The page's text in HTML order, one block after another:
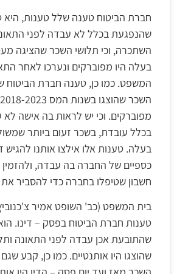
חברת הביטוח טענה שלל טענות, היא
שהנפגעת בכלל לא עבדה לפני
השתכרה, וכי תלושי השכר שהציגה
בעלה היו מפוברקים ונערכו לאחר
המשפט. כמו כן, טענה חברת הביטוח
מפוברקים. וכי יש לראות בה אישה לא
בכלל עובדת, בשכר זעום ביותר
בעלה. טענות אלו אילצו אותנו להגיש
חשבון שטיפלו בחברה כדי להסביר
בית המשפט (כב' השופט אמיר
טענות חברת הביטוח בפסק – דינו.
שהתובעת אכן עבדה לפני התאונה
שהוצגו היו אותנטיים. כמו כן, קבע